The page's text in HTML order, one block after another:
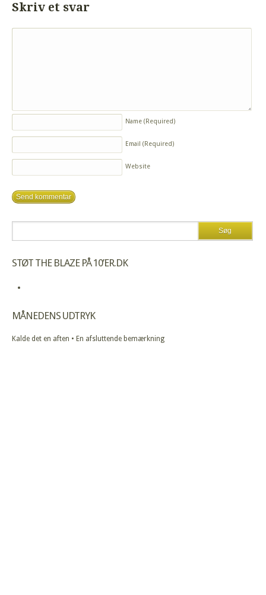
Skriv et svar
Name (Required)
Email (Required)
Website
STØT THE BLAZE PÅ 10’ER.DK
MÅNEDENS UDTRYK
Kalde det en aften • En afsluttende bemærkning